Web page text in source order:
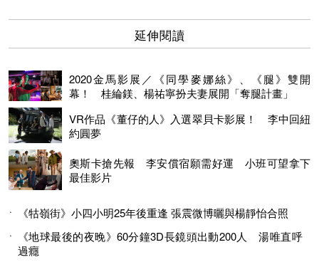
延伸閱讀
2020金馬影展／《同學麥娜絲》、《腿》雙開
幕！ 桂綸鎂、楊祐寧扮夫妻展開「奪腿計畫」
VR作品《董仔的人》入選翠貝卡影展！ 李中回紐
約圓夢
奧斯卡搶先報 李安償宿願需好運 小班可望拿下
最佳影片
《牯嶺街》小四小明25年後重逢 張震微博曬與楊靜怡合照
《地球最後的夜晚》60分鐘3D長鏡頭出動200人 湯唯直呼
過癮